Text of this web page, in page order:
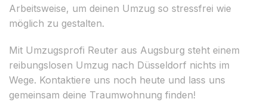
Arbeitsweise, um deinen Umzug so stressfrei wie
möglich zu gestalten.
Mit Umzugsprofi Reuter aus Augsburg steht einem
reibungslosen Umzug nach Düsseldorf nichts im
Wege. Kontaktiere uns noch heute und lass uns
gemeinsam deine Traumwohnung finden!